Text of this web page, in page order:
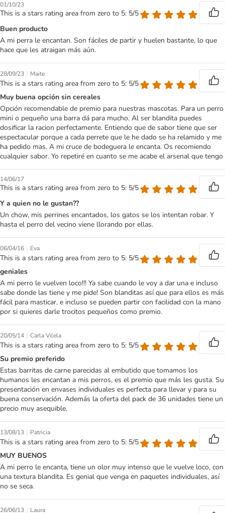
01/10/23
This is a stars rating area from zero to 5: 5/5
Buen producto
A mi perra le encantan. Son fáciles de partir y huelen bastante, lo que
hace que les atraigan más aún.
28/09/23 | Maite
This is a stars rating area from zero to 5: 5/5
Muy buena opción sin cereales
Opción recomendable de premio para nuestras mascotas. Para un perro
mini o pequeño una barra dá para mucho. Al ser blandita puedes
dosificar la racion perfectamente. Entiendo que de sabor tiene que ser
espectacular porque a cada perrete que le he dado se ha relamido y me
ha pedido mas. A mi cruce de bodeguera le encanta. Os recomiendo
cualquier sabor. Yo repetiré en cuanto se me acabe el arsenal que tengo
14/06/17
This is a stars rating area from zero to 5: 5/5
Y a quien no le gustan??
Un chow, mis perrines encantados, los gatos se los intentan robar. Y
hasta el perro del vecino viene llorando por ellas.
06/04/16 | Eva
This is a stars rating area from zero to 5: 5/5
geniales
A mi perro le vuelven loco!!! Ya sabe cuando le voy a dar una e incluso
sabe donde las tiene y me pide! Son blanditas así que para ellos es más
fácil para masticar, e incluso se pueden partir con facilidad con la mano
por si quieres darle trocitos pequeños como premio.
20/05/14 | Carla Vilela
This is a stars rating area from zero to 5: 5/5
Su premio preferido
Estas barritas de carne parecidas al embutido que tomamos los
humanos les encantan a mis perros, es el premio que más les gusta. Su
presentación en envases individuales es perfecta para llevar y para su
buena conservación. Además la oferta del pack de 36 unidades tiene un
precio muy asequible.
13/08/13 | Patricia
This is a stars rating area from zero to 5: 5/5
MUY BUENOS
A mi perro le encanta, tiene un olor muy intenso que le vuelve loco, con
una textura blandita. Es genial que venga en paquetes individuales, así
no se seca.
26/06/13 | Laura